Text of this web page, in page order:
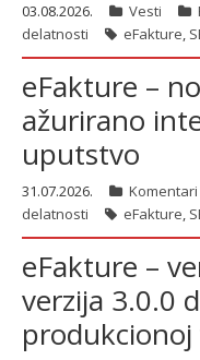
Актуелно
Подаци
Линкови
О нама
Претплата
Пријава
03.08.2026. Vesti
delatnosti
eFakture,
eFakture –
ažurirano
uputstvo
31.07.2026. Komentari
delatnosti
eFakture,
eFakture –
verzija 3.0.0
produkcionoj